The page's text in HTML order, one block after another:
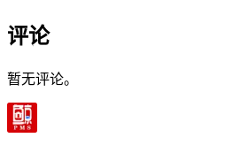
评论
暂无评论。